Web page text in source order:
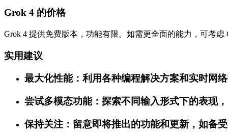
Grok 4 的价格
Grok 4 提供免费版本，功能有限。如需更全面的能力，可考
实用建议
最大化性能：利用各种编程解决方案和实时网
尝试多模态功能：探索不同输入形式下的表现
保持关注：留意即将推出的功能和更新，如备